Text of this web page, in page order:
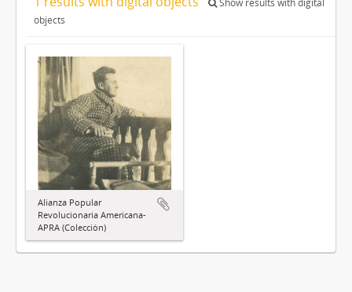
Show results with digital
objects
Alianza Popular
Revolucionaria Americana-
APRA (Colección)